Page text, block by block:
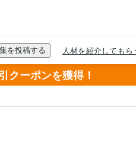
クーポンを獲得！